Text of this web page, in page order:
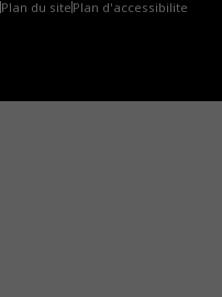
Plan du site Plan d'accessibilite